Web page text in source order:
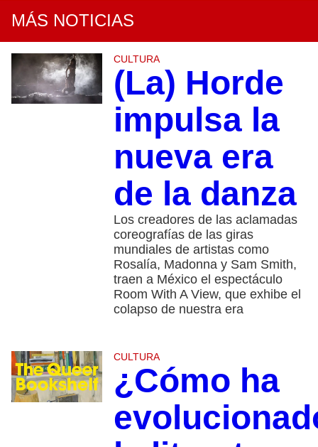
MÁS NOTICIAS
CULTURA
(La) Horde
impulsa la
nueva era
de la danza
Los creadores de las aclamadas
coreografías de las giras
mundiales de artistas como
Rosalía, Madonna y Sam Smith,
traen a México el espectáculo
Room With A View, que exhibe el
colapso de nuestra era
CULTURA
¿Cómo ha